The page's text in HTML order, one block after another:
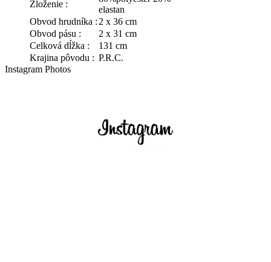
Zloženie :
elastan
Obvod hrudníka :2 x 36 cm
Obvod pásu :
2 x 31 cm
Celková dĺžka :
131 cm
Krajina pôvodu : P.R.C.
Instagram Photos